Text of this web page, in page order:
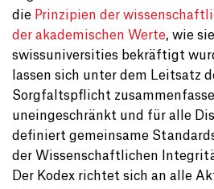
die Prinzipien der
der akademischen Werte, wie
swissuniversities bekräftigt
lassen sich unter dem Leitsatz
Sorgfaltspflicht
uneingeschränkt und für alle
definiert gemeinsame
der Wissenschaftlichen
Der Kodex richtet sich an alle